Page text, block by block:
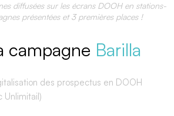
diffusées sur les écrans DOOH en stations-
présentées et 3 premières places !
campagne Barilla
des prospectus en DOOH
Unlimitail)